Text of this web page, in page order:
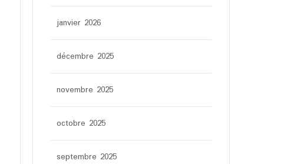
janvier 2026
décembre 2025
novembre 2025
octobre 2025
septembre 2025